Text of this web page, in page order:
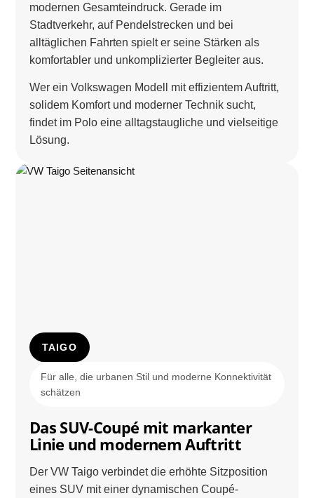
modernen Gesamteindruck. Gerade im
Stadtverkehr, auf Pendelstrecken und bei
alltäglichen Fahrten spielt er seine Stärken als
komfortabler und unkomplizierter Begleiter aus.
Wer ein Volkswagen Modell mit effizientem Auftritt,
solidem Komfort und moderner Technik sucht,
findet im Polo eine alltagstaugliche und vielseitige
Lösung.
TAIGO
Für alle, die urbanen Stil und moderne Konnektivität
schätzen
Das SUV-Coupé mit markanter
Linie und modernem Auftritt
Der VW Taigo verbindet die erhöhte Sitzposition
eines SUV mit einer dynamischen Coupé-